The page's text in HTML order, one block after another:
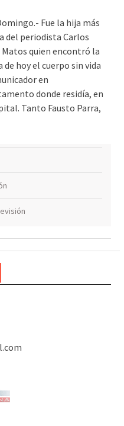
Fue la hija más
del periodista Carlos
quien encontró la
de hoy el cuerpo sin vida
en
donde residía, en
Tanto Fausto Parra,